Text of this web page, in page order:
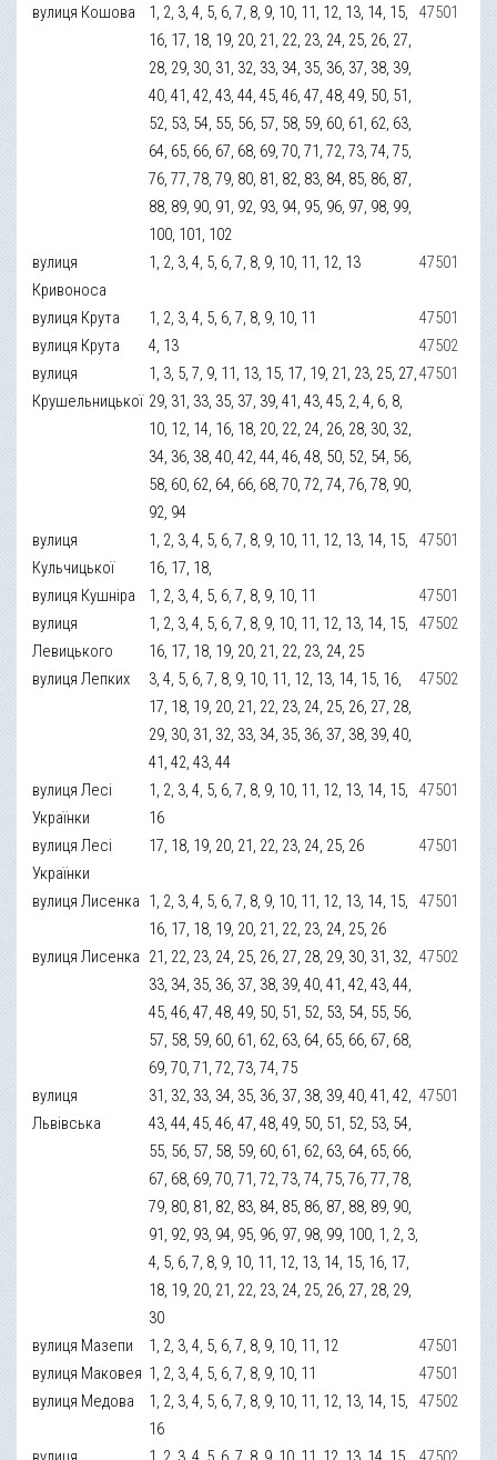
вулиця Кошова
1, 2, 3, 4, 5, 6, 7, 8, 9, 10, 11, 12, 13, 14, 15,
16, 17, 18, 19, 20, 21, 22, 23, 24, 25, 26, 27,
28, 29, 30, 31, 32, 33, 34, 35, 36, 37, 38, 39,
40, 41, 42, 43, 44, 45, 46, 47, 48, 49, 50, 51,
52, 53, 54, 55, 56, 57, 58, 59, 60, 61, 62, 63,
64, 65, 66, 67, 68, 69, 70, 71, 72, 73, 74, 75,
76, 77, 78, 79, 80, 81, 82, 83, 84, 85, 86, 87,
88, 89, 90, 91, 92, 93, 94, 95, 96, 97, 98, 99,
100, 101, 102
47501
вулиця
Кривоноса
1, 2, 3, 4, 5, 6, 7, 8, 9, 10, 11, 12, 13 47501
вулиця Крута 1, 2, 3, 4, 5, 6, 7, 8, 9, 10, 11
47501
вулиця Крута
4, 13
47502
вулиця
Крушельницької
1, 3, 5, 7, 9, 11, 13, 15, 17, 19, 21, 23, 25, 27,
29, 31, 33, 35, 37, 39, 41, 43, 45, 2, 4, 6, 8,
10, 12, 14, 16, 18, 20, 22, 24, 26, 28, 30, 32,
34, 36, 38, 40, 42, 44, 46, 48, 50, 52, 54, 56,
58, 60, 62, 64, 66, 68, 70, 72, 74, 76, 78, 90,
92, 94
47501
вулиця
Кульчицької
1, 2, 3, 4, 5, 6, 7, 8, 9, 10, 11, 12, 13, 14, 15,
16, 17, 18,
47501
вулиця Кушніра 1, 2, 3, 4, 5, 6, 7, 8, 9, 10, 11
47501
вулиця
Левицького
1, 2, 3, 4, 5, 6, 7, 8, 9, 10, 11, 12, 13, 14, 15,
16, 17, 18, 19, 20, 21, 22, 23, 24, 25
47502
вулиця Лепких
3, 4, 5, 6, 7, 8, 9, 10, 11, 12, 13, 14, 15, 16,
17, 18, 19, 20, 21, 22, 23, 24, 25, 26, 27, 28,
29, 30, 31, 32, 33, 34, 35, 36, 37, 38, 39, 40,
41, 42, 43, 44
47502
вулиця Лесі
Українки
1, 2, 3, 4, 5, 6, 7, 8, 9, 10, 11, 12, 13, 14, 15,
16
47501
вулиця Лесі
Українки
17, 18, 19, 20, 21, 22, 23, 24, 25, 26 47501
вулиця Лисенка 1, 2, 3, 4, 5, 6, 7, 8, 9, 10, 11, 12, 13, 14, 15,
16, 17, 18, 19, 20, 21, 22, 23, 24, 25, 26
47501
вулиця Лисенка 21, 22, 23, 24, 25, 26, 27, 28, 29, 30, 31, 32,
33, 34, 35, 36, 37, 38, 39, 40, 41, 42, 43, 44,
45, 46, 47, 48, 49, 50, 51, 52, 53, 54, 55, 56,
57, 58, 59, 60, 61, 62, 63, 64, 65, 66, 67, 68,
69, 70, 71, 72, 73, 74, 75
47502
вулиця
Львівська
31, 32, 33, 34, 35, 36, 37, 38, 39, 40, 41, 42,
43, 44, 45, 46, 47, 48, 49, 50, 51, 52, 53, 54,
55, 56, 57, 58, 59, 60, 61, 62, 63, 64, 65, 66,
67, 68, 69, 70, 71, 72, 73, 74, 75, 76, 77, 78,
79, 80, 81, 82, 83, 84, 85, 86, 87, 88, 89, 90,
91, 92, 93, 94, 95, 96, 97, 98, 99, 100, 1, 2, 3,
4, 5, 6, 7, 8, 9, 10, 11, 12, 13, 14, 15, 16, 17,
18, 19, 20, 21, 22, 23, 24, 25, 26, 27, 28, 29,
30
47501
вулиця Мазепи 1, 2, 3, 4, 5, 6, 7, 8, 9, 10, 11, 12
47501
вулиця Маковея 1, 2, 3, 4, 5, 6, 7, 8, 9, 10, 11
47501
вулиця Медова
1, 2, 3, 4, 5, 6, 7, 8, 9, 10, 11, 12, 13, 14, 15,
16
47502